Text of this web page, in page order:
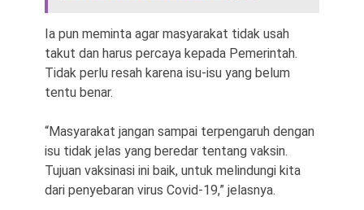
Ia pun meminta agar masyarakat tidak usah
takut dan harus percaya kepada Pemerintah.
Tidak perlu resah karena isu-isu yang belum
tentu benar.
“Masyarakat jangan sampai terpengaruh dengan
isu tidak jelas yang beredar tentang vaksin.
Tujuan vaksinasi ini baik, untuk melindungi kita
dari penyebaran virus Covid-19,” jelasnya.